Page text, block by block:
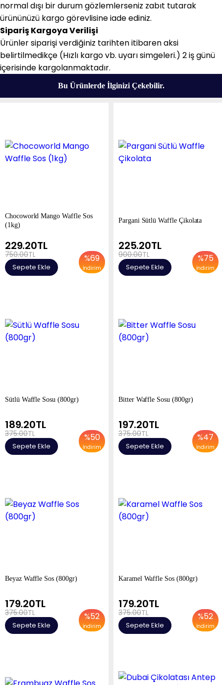
normal dışı bir durum gözlemlerseniz zabıt tutarak
ürününüzü kargo görevlisine iade ediniz.
Sipariş Kargoya Verilişi
Ürünler siparişi verdiğiniz tarihten itibaren aksi
belirtilmedikçe (Hızlı kargo vb. uyarı simgeleri.) 2 iş günü
içerisinde kargolanmaktadır.
Bu Ürünlerde İlginizi Çekebilir.
Chocoworld Mango Waffle Sos
(1kg)
%69
İndirim
229.20TL
750.00TL
Sepete Ekle
Pargani Sütlü Waffle Çikolata
%75
İndirim
225.20TL
900.00TL
Sepete Ekle
Sütlü Waffle Sosu (800gr)
%50
İndirim
189.20TL
375.00TL
Sepete Ekle
Bitter Waffle Sosu (800gr)
%47
İndirim
197.20TL
375.00TL
Sepete Ekle
Beyaz Waffle Sos (800gr)
%52
İndirim
179.20TL
375.00TL
Sepete Ekle
Karamel Waffle Sos (800gr)
%52
İndirim
179.20TL
375.00TL
Sepete Ekle